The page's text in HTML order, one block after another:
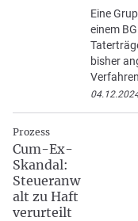
Eine
einem
bisher
Prozess
Cum-Ex-
Skandal:
Steueranw
alt zu Haft
verurteilt